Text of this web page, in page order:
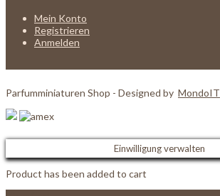
Mein Konto
Registrieren
Anmelden
Parfumminiaturen Shop - Designed by MondoIT
Einwilligung verwalten
Product has been added to cart